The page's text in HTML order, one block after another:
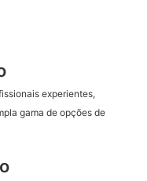
experientes,
gama de opções de